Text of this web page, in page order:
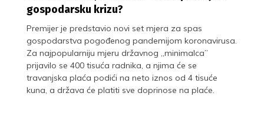
gospodarsku krizu?
Premijer je predstavio novi set mjera za spas
gospodarstva pogođenog pandemijom koronavirusa.
Za najpopularniju mjeru državnog „minimalca”
prijavilo se 400 tisuća radnika, a njima će se
travanjska plaća podići na neto iznos od 4 tisuće
kuna, a država će platiti sve doprinose na plaće.